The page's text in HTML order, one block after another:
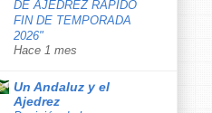
DE AJEDREZ RÁPIDO
FIN DE TEMPORADA
2026"
Hace 1 mes
Un Andaluz y el
Ajedrez